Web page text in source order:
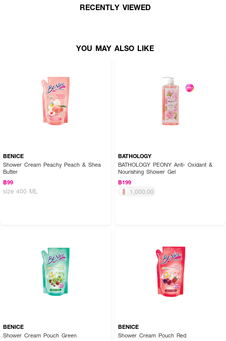
● ปริมาณสุทธิ: 1 L × 2 ขวด
How to Use :
● บีบออยล์ลงบนผิวเปียก นวดเบา ๆ ให้ฟองนุ่ม
● ล้างออกด้วยน้ำสะอาด และตามด้วยครีมบำรุงผิว
งก็เลิฟ! 🌿🛁
RECENTLY VIEWED
YOU MAY ALSO LIKE
BENICE
Shower Cream Peachy Peach & Shea
Butter
฿99
size 400 ML
BATHOLOGY
BATHOLOGY PEONY Anti- Oxidant &
Nourishing Shower Gel
฿199
1,000.00
BENICE
Shower Cream Pouch Green
BENICE
Shower Cream Pouch Red